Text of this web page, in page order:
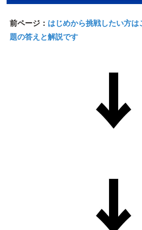
前ページ： はじめから挑戦したい方
題の答えと解説です